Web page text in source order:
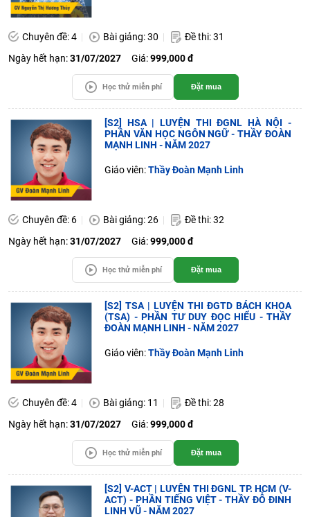
Chuyên đề: 4 Bài giảng: 30
Đề thi: 31
Ngày hết hạn:31/07/2027 Giá:999,000 đ
Học thử miễn phí Đặt mua
[S2] HSA | LUYỆN THI ĐGNL HÀ NỘI -
PHẦN VĂN HỌC NGÔN NGỮ - THẦY ĐOÀN
MẠNH LINH - NĂM 2027
Giáo viên:Thầy Đoàn Mạnh Linh
Chuyên đề: 6 Bài giảng: 26
Đề thi: 32
Ngày hết hạn:31/07/2027 Giá:999,000 đ
Học thử miễn phí Đặt mua
[S2] TSA | LUYỆN THI ĐGTD BÁCH KHOA
(TSA) - PHẦN TƯ DUY ĐỌC HIỂU - THẦY
ĐOÀN MẠNH LINH - NĂM 2027
Giáo viên:Thầy Đoàn Mạnh Linh
Chuyên đề: 4 Bài giảng: 11
Đề thi: 28
Ngày hết hạn:31/07/2027 Giá:999,000 đ
Học thử miễn phí Đặt mua
[S2] V-ACT | LUYỆN THI ĐGNL TP. HCM (V-
ACT) - PHẦN TIẾNG VIỆT - THẦY ĐỖ ĐINH
LINH VŨ - NĂM 2027